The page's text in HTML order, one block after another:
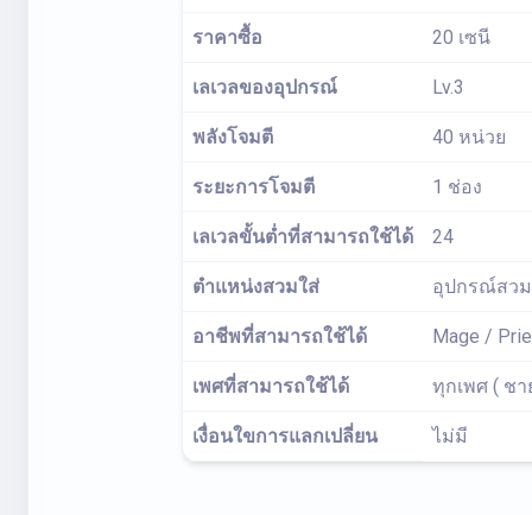
ราคาซื้อ 20 เซนี
เลเวลของอุปกรณ์ Lv.3
พลังโจมตี 40 หน่วย
ระยะการโจมตี 1 ช่อง
เลเวลขั้นต่ำที่สามารถใช้ได้ 24
ตำแหน่งสวมใส่ อุปกรณ์สว
อาชีพที่สามารถใช้ได้ Mage /
เพศที่สามารถใช้ได้ ทุกเพศ ( ช
เงื่อนใขการแลกเปลี่ยน ไม่มี